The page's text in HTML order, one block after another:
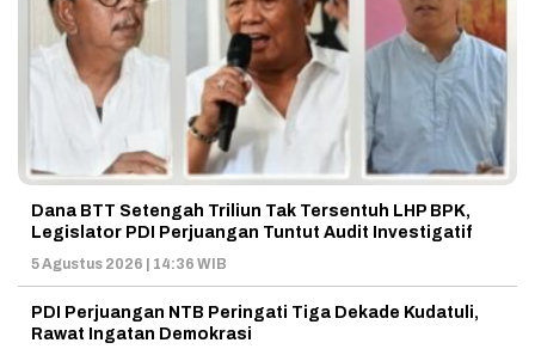
Dana BTT Setengah Triliun Tak Tersentuh LHP BPK,
Legislator PDI Perjuangan Tuntut Audit Investigatif
5 Agustus 2026 | 14:36 WIB
PDI Perjuangan NTB Peringati Tiga Dekade Kudatuli,
Rawat Ingatan Demokrasi